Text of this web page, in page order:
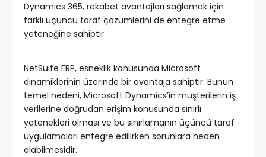
Dynamics 365, rekabet avantajları sağlamak için
farklı üçüncü taraf çözümlerini de entegre etme
yeteneğine sahiptir.
NetSuite ERP, esneklik konusunda Microsoft
dinamiklerinin üzerinde bir avantaja sahiptir. Bunun
temel nedeni, Microsoft Dynamics’in müşterilerin iş
verilerine doğrudan erişim konusunda sınırlı
yetenekleri olması ve bu sınırlamanın üçüncü taraf
uygulamaları entegre edilirken sorunlara neden
olabilmesidir.